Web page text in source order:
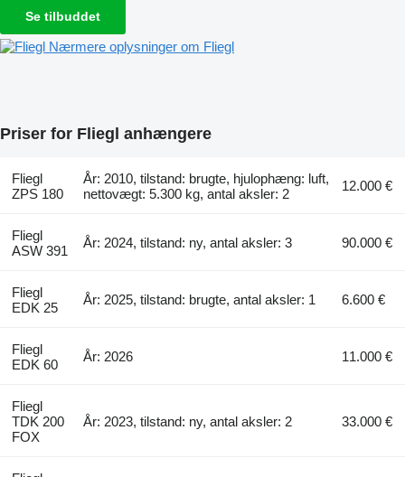
Se tilbuddet
Nærmere oplysninger om Fliegl
Priser for Fliegl anhængere
Fliegl
ZPS 180
År: 2010, tilstand: brugte, hjulophæng: luft,
nettovægt: 5.300 kg, antal aksler: 2
12.000 €
Fliegl
ASW 391
År: 2024, tilstand: ny, antal aksler: 3 90.000 €
Fliegl
EDK 25
År: 2025, tilstand: brugte, antal aksler: 1 6.600 €
Fliegl
EDK 60
År: 2026 11.000 €
Fliegl
TDK 200
FOX
År: 2023, tilstand: ny, antal aksler: 2 33.000 €